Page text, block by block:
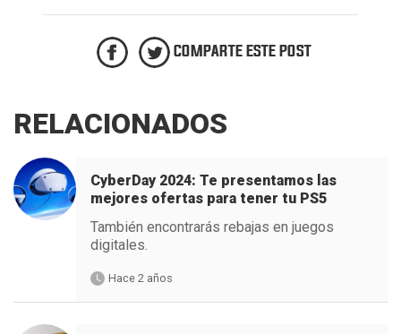
COMPARTE ESTE POST
RELACIONADOS
CyberDay 2024: Te presentamos las
mejores ofertas para tener tu PS5
También encontrarás rebajas en juegos
digitales.
Hace 2 años